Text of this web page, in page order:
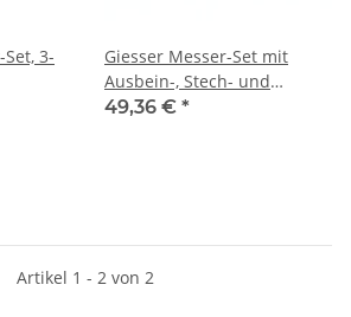
3-
Giesser Messer-Set mit
Ausbein-, Stech- und
Schlachtmesser
49,36 € *
Artikel 1 - 2 von 2